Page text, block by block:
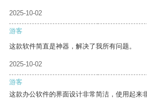
2025-10-02
游客
这款软件简直是神器，解决了我所有问题。
2025-10-02
游客
这款办公软件的界面设计非常简洁，使用起来